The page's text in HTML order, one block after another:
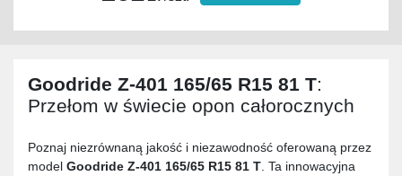
Goodride Z-401 165/65 R15 81 T:
Przełom w świecie opon całorocznych
Poznaj niezrównaną jakość i niezawodność oferowaną przez
model Goodride Z-401 165/65 R15 81 T . Ta innowacyjna